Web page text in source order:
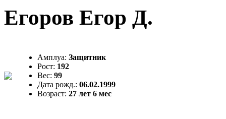
Егоров Егор Д.
Амплуа: Защитник
Рост: 192
Вес: 99
Дата рожд.: 06.02.1999
Возраст: 27 лет 6 мес